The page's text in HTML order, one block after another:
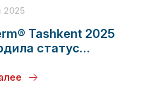
2025
Tashkent 2025
статус